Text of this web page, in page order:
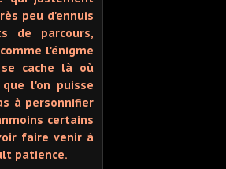
peu d'ennuis
de parcours,
l'énigme
cache là où
l'on puisse
à personnifier
certains
faire venir à
patience.